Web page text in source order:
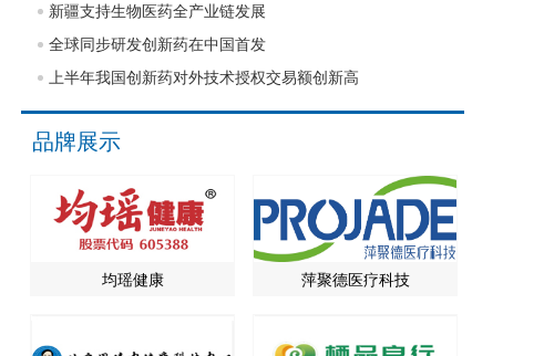
新疆支持生物医药全产业链发展
全球同步研发创新药在中国首发
上半年我国创新药对外技术授权交易额创新高
品牌展示
均瑶健康 萍聚德医疗科技